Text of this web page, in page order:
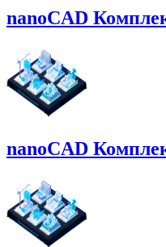
nanoCAD
nanoCAD